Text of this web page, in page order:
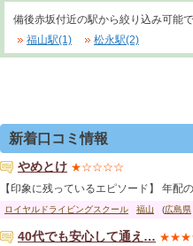
備後赤坂付近の駅から絞り込み可能で
福山駅(1)
松永駅(2)
新着口コミ情報
やめとけ ★☆☆☆☆
【印象に残っているエピソード】 年配
ロイヤルドライビングスクール 福山 (広島県
40代でも安心して通え…